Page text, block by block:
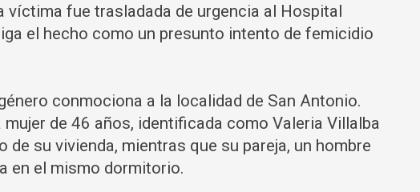
fue trasladada de urgencia al Hospital
el hecho como un presunto intento de femicidio
conmociona a la localidad de San Antonio.
de 46 años, identificada como Valeria Villalba
su vivienda, mientras que su pareja, un hombre
en el mismo dormitorio.